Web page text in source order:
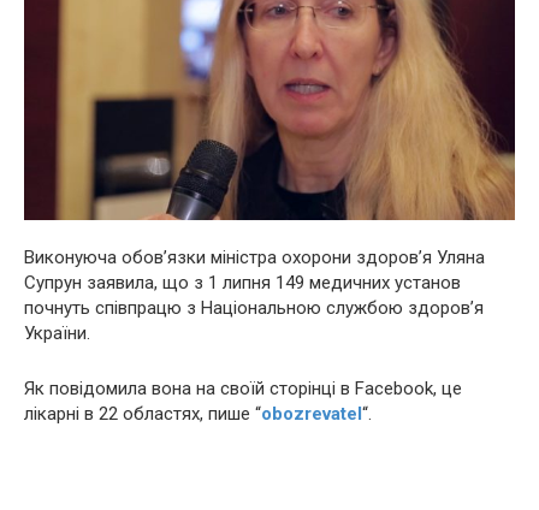
Виконуюча обов’язки міністра охорони здоров’я Уляна
Супрун заявила, що з 1 липня 149 медичних установ
почнуть співпрацю з Національною службою здоров’я
України.
Як повідомила вона на своїй сторінці в Facebook, це
лікaрні в 22 областях, пише “obozrevatel“.